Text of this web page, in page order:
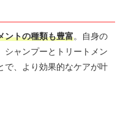
ントの種類も豊富。自身の
シャンプーとトリートメン
で、より効果的なケアが叶